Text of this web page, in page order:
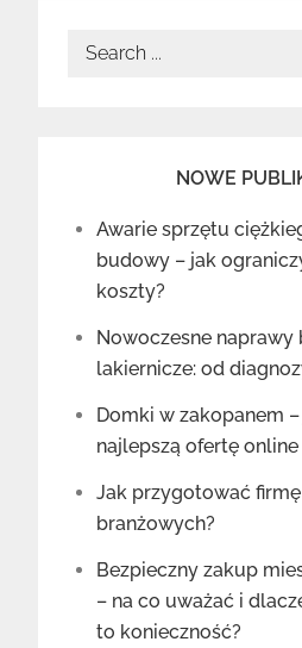
Search
NOWE
Awarie sprzętu
budowy – jak
koszty?
Nowoczesne naprawy
lakiernicze: od
Domki w zakopanem
najlepszą ofertę online
Jak przygotować
branżowych?
Bezpieczny zakup
– na co uważać i
to konieczność?